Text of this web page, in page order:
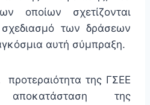
οποίων σχετίζονται
των δράσεων
αυτή σύμπραξη.
της ΓΣΕΕ
της